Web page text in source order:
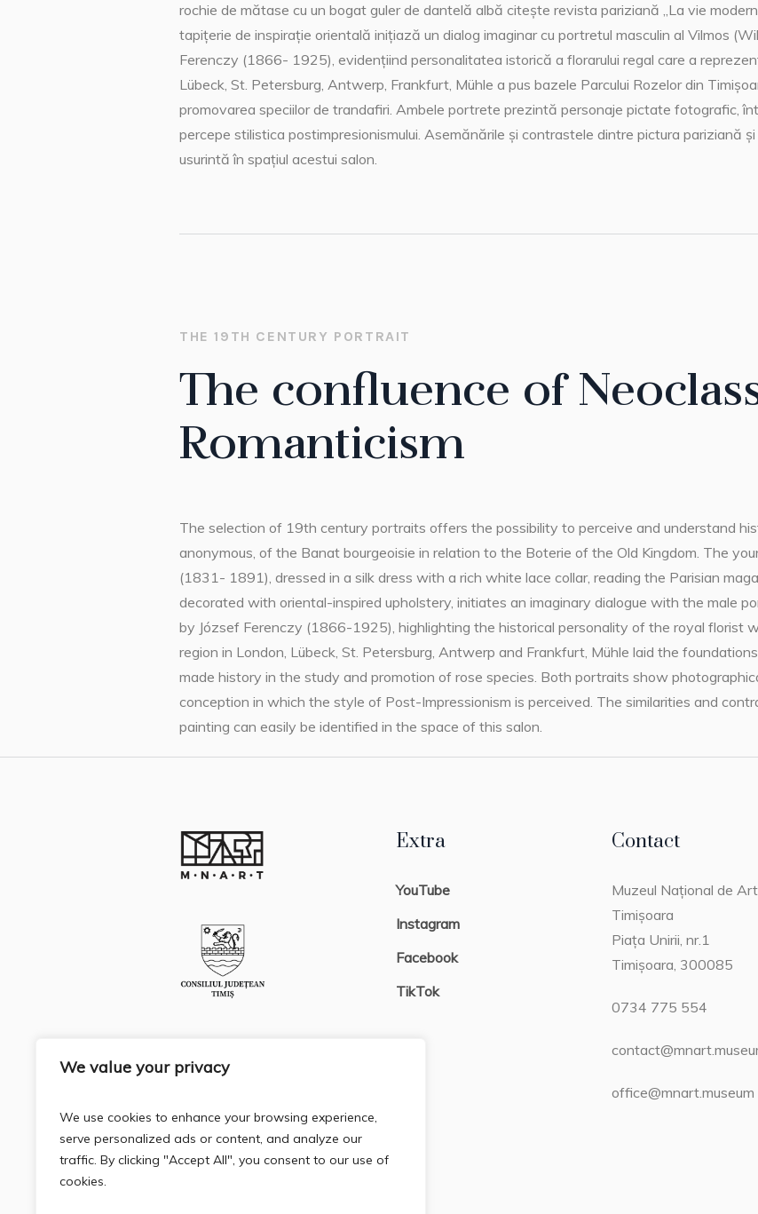
We value your privacy
We use cookies to enhance your browsing experience,
serve personalized ads or content, and analyze our
traffic. By clicking "Accept All", you consent to our use of
cookies.
rochie de mătase cu un bogat guler de dantelă albă citește revista pariziană „La vie
tapițerie de inspirație orientală inițiază un dialog imaginar cu portretul masculin al Vilmos
Ferenczy (1866- 1925), evidențiind personalitatea istorică a florarului regal care a
Lübeck, St. Petersburg, Antwerp, Frankfurt, Mühle a pus bazele Parcului Rozelor din
promovarea speciilor de trandafiri. Ambele portrete prezintă personaje pictate fotografic,
percepe stilistica postimpresionismului. Asemănările și contrastele dintre pictura pariziană
usurintă în spațiul acestui salon.
THE 19TH CENTURY PORTRAIT
The confluence of
Romanticism
The selection of 19th century portraits offers the possibility to perceive and understand
anonymous, of the Banat bourgeoisie in relation to the Boterie of the Old Kingdom. The
(1831- 1891), dressed in a silk dress with a rich white lace collar, reading the Parisian
decorated with oriental-inspired upholstery, initiates an imaginary dialogue with the male
by József Ferenczy (1866-1925), highlighting the historical personality of the royal florist
region in London, Lübeck, St. Petersburg, Antwerp and Frankfurt, Mühle laid the
made history in the study and promotion of rose species. Both portraits show
conception in which the style of Post-Impressionism is perceived. The similarities and
painting can easily be identified in the space of this salon.
Extra
YouTube
Instagram
Facebook
TikTok
Contact
Muzeul Național de
Timișoara
Piața Unirii, nr.1
Timișoara, 300085
0734 775 554
office@mnart.museum